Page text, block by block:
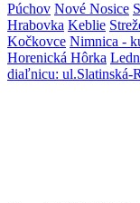
Púchov Nové Nosice
Hrabovka Keblie
Kočkovce Nimnica -
Horenická Hôrka
diaľnicu: ul.Slatinská-